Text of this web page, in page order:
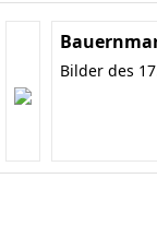
Bilder des